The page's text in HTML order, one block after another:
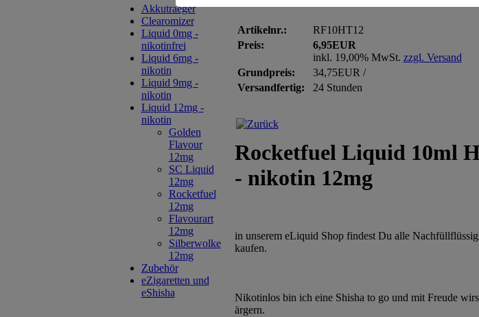
Akkutraeger
Clearomizer
Liquid 0mg -
nikotinfrei
Liquid 6mg -
nikotin
Liquid 9mg -
nikotin
Liquid 12mg -
nikotin
Golden
Flavour
12mg
SC Liquid
12mg
Rocketfuel
12mg
Flavourart
12mg
Silberwolke
12mg
Zubehör
eZigaretten und
eShisha
Artikelnr.:
RF10HT12
Preis:
6,95EUR
inkl. 19,00% MwSt. zzgl. Versand
Grundpreis:
34,75EUR /
Versandfertig:
24 Stunden
Rocketfuel Liquid 10ml
- nikotin 12mg
in unserem eLiquid Shop findest Du alle
kaufen.
Nikotinlos bin ich eine Shisha to go und mit Freude
ärgern.